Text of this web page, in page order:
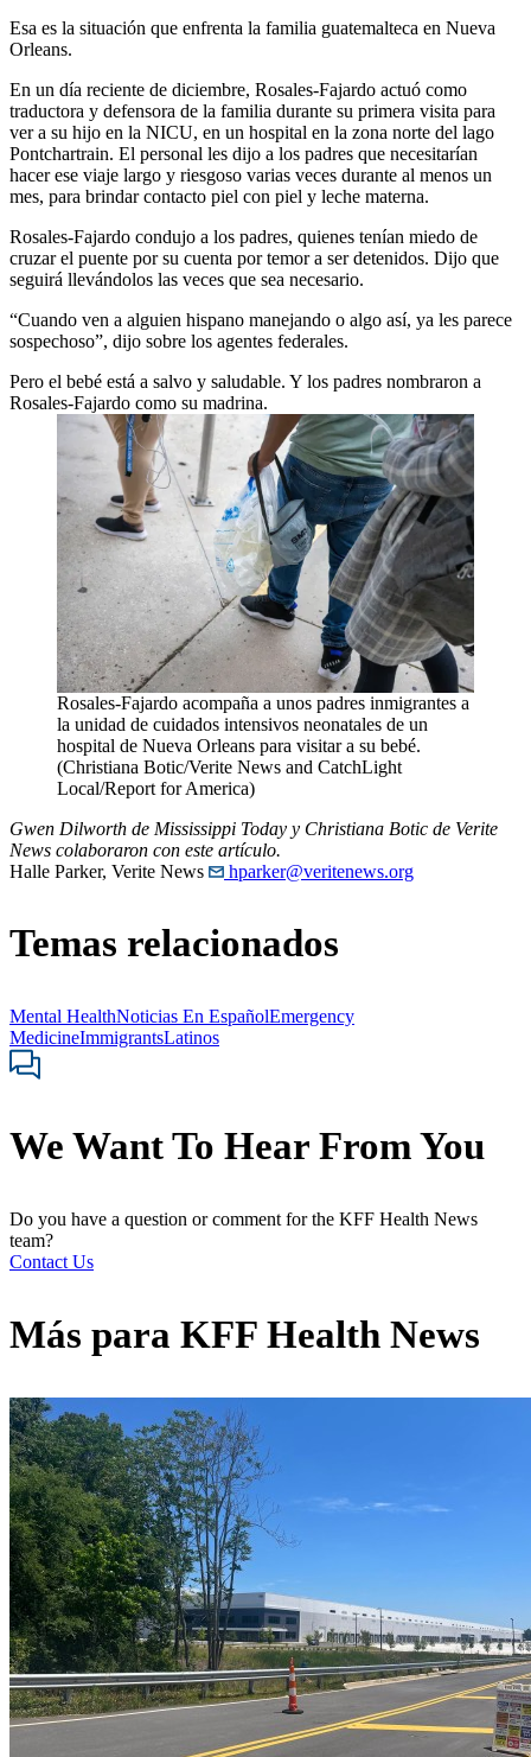
Esa es la situación que enfrenta la familia guatemalteca en Nueva
Orleans.
En un día reciente de diciembre, Rosales-Fajardo actuó como
traductora y defensora de la familia durante su primera visita para
ver a su hijo en la NICU, en un hospital en la zona norte del lago
Pontchartrain. El personal les dijo a los padres que necesitarían
hacer ese viaje largo y riesgoso varias veces durante al menos un
mes, para brindar contacto piel con piel y leche materna.
Rosales-Fajardo condujo a los padres, quienes tenían miedo de
cruzar el puente por su cuenta por temor a ser detenidos. Dijo que
seguirá llevándolos las veces que sea necesario.
“Cuando ven a alguien hispano manejando o algo así, ya les parece
sospechoso”, dijo sobre los agentes federales.
Pero el bebé está a salvo y saludable. Y los padres nombraron a
Rosales-Fajardo como su madrina.
Rosales-Fajardo acompaña a unos padres inmigrantes a
la unidad de cuidados intensivos neonatales de un
hospital de Nueva Orleans para visitar a su bebé.
(Christiana Botic/Verite News and CatchLight
Local/Report for America)
Gwen Dilworth de Mississippi Today y Christiana Botic de Verite
News colaboraron con este artículo.
Halle Parker, Verite News
hparker@veritenews.org
Temas relacionados
Mental HealthNoticias En EspañolEmergency
MedicineImmigrantsLatinos
We Want To Hear From You
Do you have a question or comment for the KFF Health News
team?
Contact Us
Más para KFF Health News